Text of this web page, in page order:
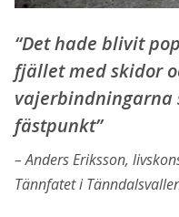
“Det hade blivit
fjället med skidor
vajerbindningarna
fästpunkt”
Anders Eriksson,
Tännfatet i